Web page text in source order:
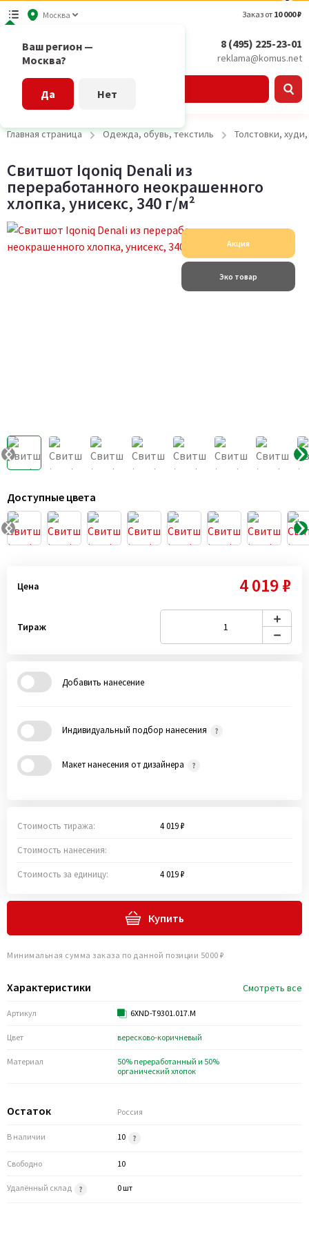
Москва
Ваш регион —
Москва?
Да Нет
Заказ от 10 000 ₽
8 (495) 225-23-01
reklama@komus.net
Главная страница Одежда, обувь, текстиль Толстовки,
Свитшот Iqoniq Denali из
переработанного неокрашенного
хлопка, унисекс, 340 г/м²
Акция
Эко товар
Доступные цвета
Характеристики Смотреть все
Артикул 6XND-T9301.017.M
Цвет вересково-коричневый
Материал
50% переработанный и 50%
органический хлопок
Остаток Россия
В наличии 10
Свободно 10
Удалённый склад 0 шт
Цена 4 019 ₽
Тираж
Добавить нанесение
Индивидуальный подбор нанесения
Макет нанесения от дизайнера
Стоимость тиража: 4 019 ₽
Стоимость нанесения:
Стоимость за единицу: 4 019 ₽
Купить
Минимальная сумма заказа по данной позиции 5000 ₽